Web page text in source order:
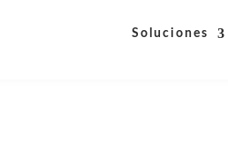
Soluciones